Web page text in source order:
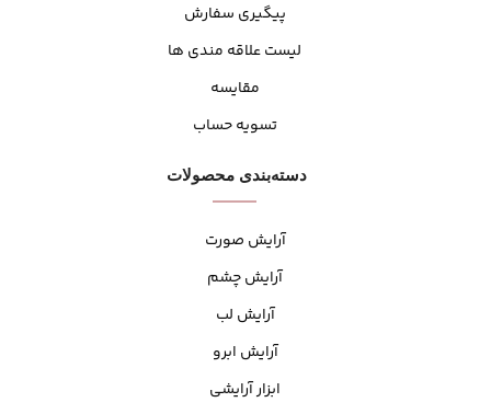
پیگیری سفارش
لیست علاقه مندی ها
مقایسه
تسویه حساب
دسته‌بندی محصولات
آرایش صورت
آرایش چشم
آرایش لب
آرایش ابرو
ابزار آرایشی